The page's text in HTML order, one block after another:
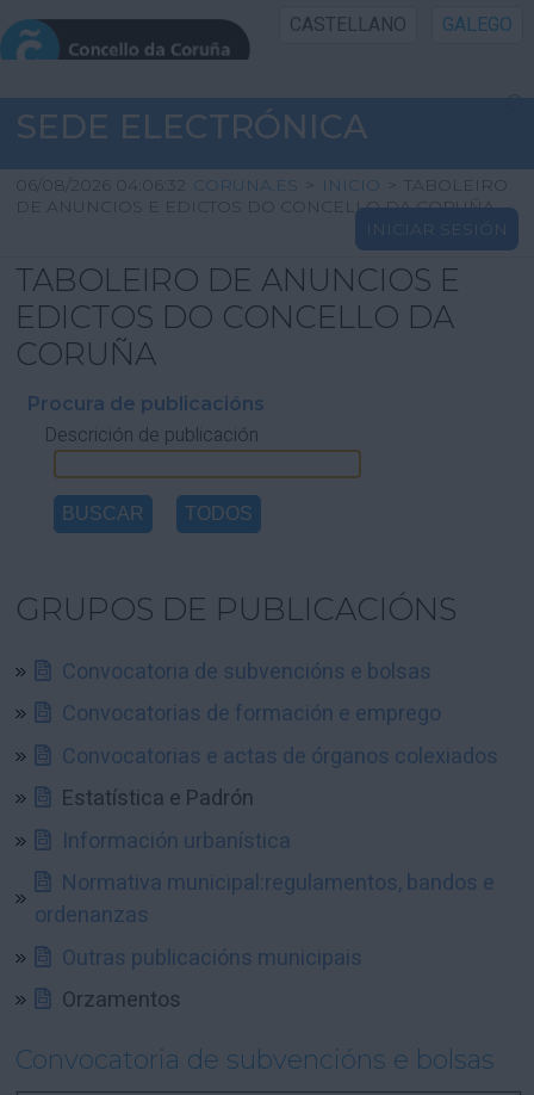
CASTELLANO GALEGO
INICIO SEDE
INICIO
INFORMACIÓN PÚBLICA
CARTAFOL CIDADÁN
AXUDA
SEDE ELECTRÓNICA
06/08/2026 04:06:32 CORUNA.ES > INICIO > TABOLEIRO
DE ANUNCIOS E EDICTOS DO CONCELLO DA CORUÑA
INICIAR SESIÓN
TABOLEIRO DE ANUNCIOS E
EDICTOS DO CONCELLO DA
CORUÑA
Procura de publicacións
Descrición de publicación
GRUPOS DE PUBLICACIÓNS
Convocatoria de subvencións e bolsas
Convocatorias de formación e emprego
Convocatorias e actas de órganos colexiados
Estatística e Padrón
Información urbanística
Normativa municipal:regulamentos, bandos e
ordenanzas
Outras publicacións municipais
Orzamentos
Convocatoria de subvencións e bolsas